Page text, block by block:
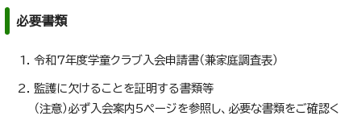
必要書類
令和7年度学童クラブ入会申請書（兼家庭調査表）
監護に欠けることを証明する書類等
（注意）必ず入会案内5ページを参照し、必要な書類をご確認く